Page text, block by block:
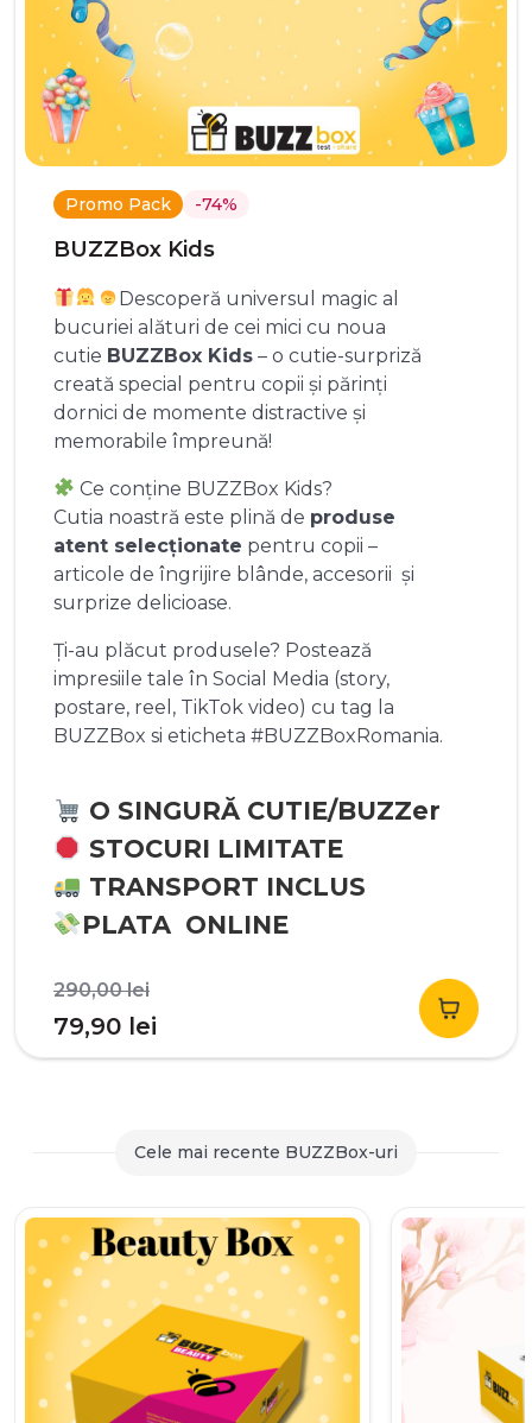
Promo Pack -74%
BUZZBox Kids
Descoperă universul magic al
bucuriei alături de cei mici cu noua
cutie BUZZBox Kids – o cutie-surpriză
creată special pentru copii și părinți
dornici de momente distractive și
memorabile împreună!
Ce conține BUZZBox Kids?
Cutia noastră este plină de produse
atent selecționate pentru copii –
articole de îngrijire blânde, accesorii și
surprize delicioase.
Ți-au plăcut produsele? Postează
impresiile tale în Social Media (story,
postare, reel, TikTok video) cu tag la
BUZZBox si eticheta #BUZZBoxRomania.
O SINGURĂ CUTIE/BUZZer
STOCURI LIMITATE
TRANSPORT INCLUS
PLATA ONLINE
290,00leiPrețul
inițial
a
290,00 lei.
79,90 lei
curent
79,90 lei.
Cele mai recente BUZZBox-uri